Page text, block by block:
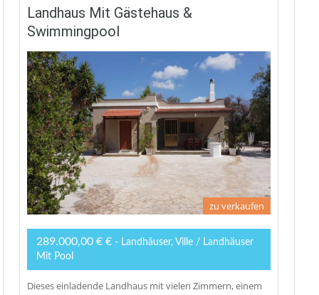
Landhaus Mit Gästehaus &
Swimmingpool
zu verkaufen
289.000,00 € € - Landhäuser, Ville / Landhäuser
Mit Pool
Dieses einladende Landhaus mit vielen Zimmern, einem